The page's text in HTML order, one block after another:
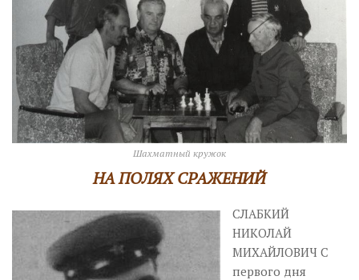
Шахматный кружок
НА ПОЛЯХ СРАЖЕНИЙ
СЛАБКИЙ
НИКОЛАЙ
МИХАЙЛОВИЧ С
первого дня